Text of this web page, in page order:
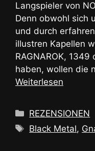
Langspieler von
Denn obwohl sich
und durch
illustren Kapellen
RAGNAROK, 1349
haben, wollen die
Weiterlesen
Kategorien
REZENSIONEN
Schlagwörter
Black Metal,